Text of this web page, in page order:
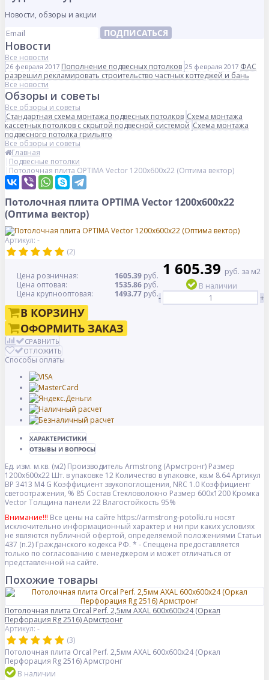
Новости, обзоры и акции
ПОДПИСАТЬСЯ
Новости
Все новости
26 февраля 2017 Пополнение подвесных потолков 25 февраля 2017 ФАС
разрешил рекламировать строительство частных коттеджей и бань
Все новости
Обзоры и советы
Все обзоры и советы
Стандартная схема монтажа подвесных потолков Схема монтажа
кассетных потолков с скрытой подвесной системой Схема монтажа
подвесного потолка грильято
Все обзоры и советы
Главная
Подвесные потолки
Потолочная плита OPTIMA Vector 1200x600x22 (Оптима вектор)
Потолочная плита OPTIMA Vector 1200x600x22
(Оптима вектор)
Артикул: -
(2)
Цена розничная: 1605.39 руб.
Цена оптовая:
1535.86 руб.
Цена крупнооптовая:
1493.77 руб.
1 605.39 руб. за м2
В наличии
-
+
В КОРЗИНУ
ОФОРМИТЬ ЗАКАЗ
СРАВНИТЬ
ОТЛОЖИТЬ
Способы оплаты
ХАРАКТЕРИСТИКИ
ОТЗЫВЫ И ВОПРОСЫ
Ед. изм. м.кв. (м2) Производитель Armstrong (Армстронг) Размер
1200x600x22 Шт. в упаковке 12 Количество в упаковке, кв.м 8.64Артикул
BP 3413 M4 G Коэффициент звукопоглощения, NRC 1.0 Коэффициент
светоотражения, % 85 Состав Стекловолокно Размер 600x1200 Кромка
VectorТолщина панели 22 Влагостойкость 95%
Внимание!!! Все цены на сайте https://armstrong-potolki.ru носят
исключительно информационный характер и ни при каких условиях
не являются публичной офертой, определяемой положениями Статьи
437 (п.2) Гражданского кодекса РФ. * - Спеццена предоставляется
только по согласованию с менеджером и может отличаться от
представленной на сайте.
Похожие товары
Потолочная плита Orcal Perf. 2,5мм AXAL 600x600x24 (Оркал
Перфорация Rg 2516) Армстронг
Артикул: -
(3)
Потолочная плита Orcal Perf. 2,5мм AXAL 600x600x24 (Оркал
Перфорация Rg 2516) Армстронг
В наличии